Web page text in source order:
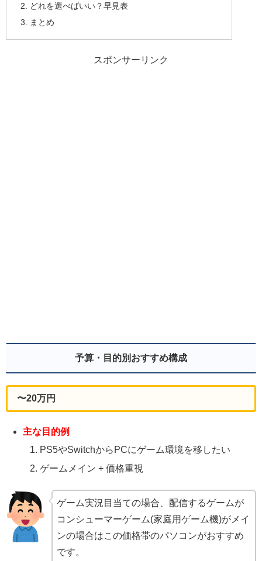
どれを選べばいい？早見表
まとめ
スポンサーリンク
予算・目的別おすすめ構成
〜20万円
主な目的例
PS5やSwitchからPCにゲーム環境を移したい
ゲームメイン + 価格重視
ゲーム実況目当ての場合、配信するゲームが
コンシューマーゲーム(家庭用ゲーム機)がメイ
ンの場合はこの価格帯のパソコンがおすすめ
です。